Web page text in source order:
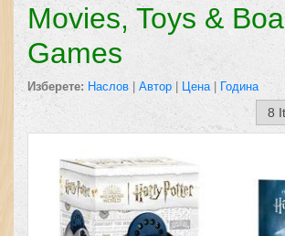
Movies, Toys &
Games
Изберете: Наслов | Автор | Цена | Година